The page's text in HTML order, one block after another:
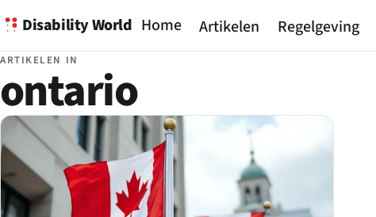
Disability World Home Artikelen Regelgeving
ARTIKELEN IN
ontario